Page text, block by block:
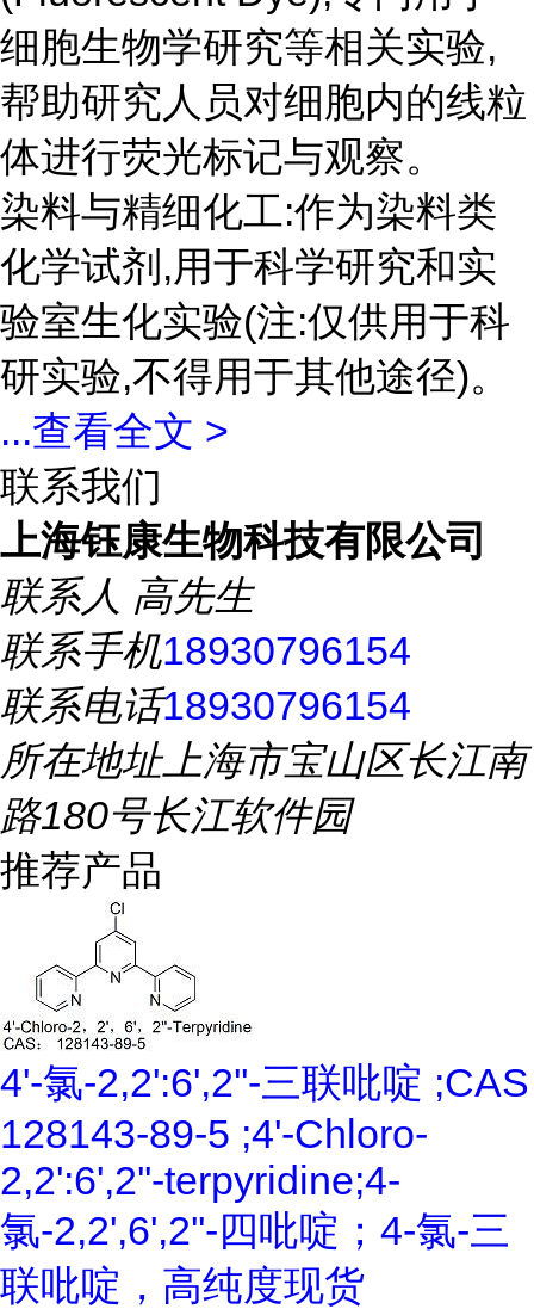
细胞生物学研究等相关实验,
帮助研究人员对细胞内的线粒
体进行荧光标记与观察。
染料与精细化工:作为染料类
化学试剂,用于科学研究和实
验室生化实验(注:仅供用于科
研实验,不得用于其他途径)。
...查看全文 >
联系我们
上海钰康生物科技有限公司
联系人 高先生
联系手机18930796154
联系电话18930796154
所在地址上海市宝山区长江南
路180号长江软件园
推荐产品
4'-氯-2,2':6',2''-三联吡啶 ;CAS
128143-89-5 ;4'-Chloro-
2,2':6',2''-terpyridine;4-
氯-2,2',6',2''-四吡啶；4-氯-三
联吡啶，高纯度现货